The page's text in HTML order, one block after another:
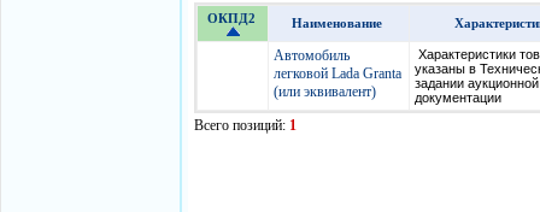
ОКПД2 Наименование
Автомобиль
легковой Lada Granta
(или эквивалент)
Характеристики
указаны в
задании аукционной
документации
Всего позиций: 1